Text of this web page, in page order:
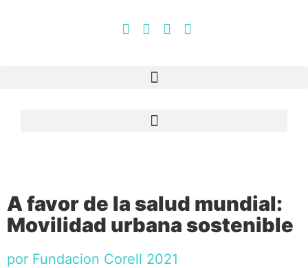
A favor de la salud mundial:
Movilidad urbana sostenible
por Fundacion Corell 2021